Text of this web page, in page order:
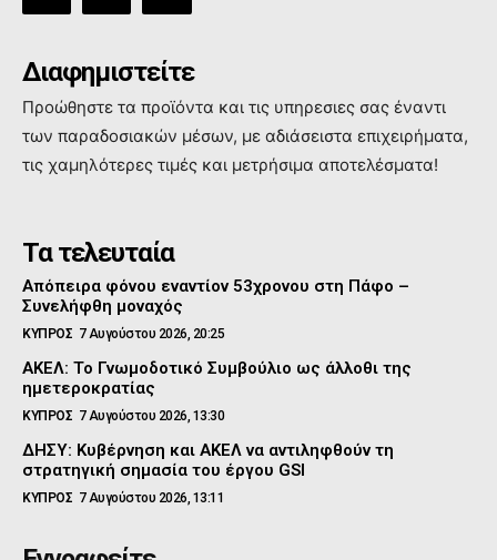
Διαφημιστείτε
Προώθηστε τα προϊόντα και τις υπηρεσιες σας έναντι
των παραδοσιακών μέσων, με αδιάσειστα επιχειρήματα,
τις χαμηλότερες τιμές και μετρήσιμα αποτελέσματα!
Τα τελευταία
Απόπειρα φόνου εναντίον 53χρονου στη Πάφο –
Συνελήφθη μοναχός
ΚΥΠΡΟΣ 7 Αυγούστου 2026, 20:25
ΑΚΕΛ: Το Γνωμοδοτικό Συμβούλιο ως άλλοθι της
ημετεροκρατίας
ΚΥΠΡΟΣ 7 Αυγούστου 2026, 13:30
ΔΗΣΥ: Κυβέρνηση και ΑΚΕΛ να αντιληφθούν τη
στρατηγική σημασία του έργου GSI
ΚΥΠΡΟΣ 7 Αυγούστου 2026, 13:11